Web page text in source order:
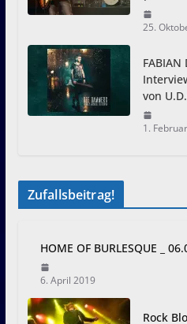
25.
FABIAN
von
1.
Zufallsbeitrag!
HOME OF BURLESQUE _
6. April 2019
Rock